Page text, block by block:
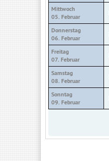
Mittwoch
05. Februar
Donnerstag
06. Februar
Freitag
07. Februar
Samstag
08. Februar
Sonntag
09. Februar